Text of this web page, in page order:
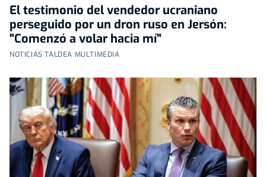
El testimonio del vendedor ucraniano
perseguido por un dron ruso en Jersón:
"Comenzó a volar hacia mí"
NOTICIAS TALDEA MULTIMEDIA